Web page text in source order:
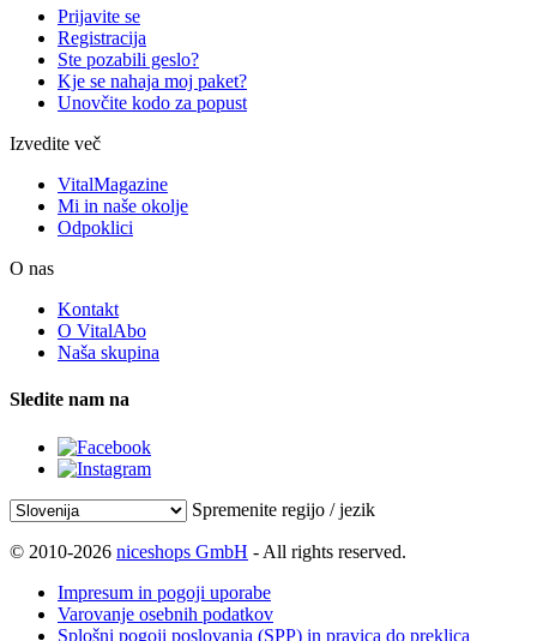
Prijavite se
Registracija
Ste pozabili geslo?
Kje se nahaja moj paket?
Unovčite kodo za popust
Izvedite več
VitalMagazine
Mi in naše okolje
Odpoklici
O nas
Kontakt
O VitalAbo
Naša skupina
Sledite nam na
Spremenite regijo / jezik
© 2010-2026 niceshops GmbH - All rights reserved.
Impresum in pogoji uporabe
Varovanje osebnih podatkov
Splošni pogoji poslovanja (SPP) in pravica do preklica